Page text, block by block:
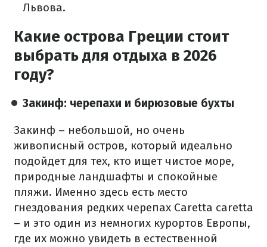
Львова.
Какие острова Греции стоит
выбрать для отдыха в 2026
году?
Закинф: черепахи и бирюзовые бухты
Закинф – небольшой, но очень
живописный остров, который идеально
подойдет для тех, кто ищет чистое море,
природные ландшафты и спокойные
пляжи. Именно здесь есть место
гнездования редких черепах Caretta caretta
– и это один из немногих курортов Европы,
где их можно увидеть в естественной